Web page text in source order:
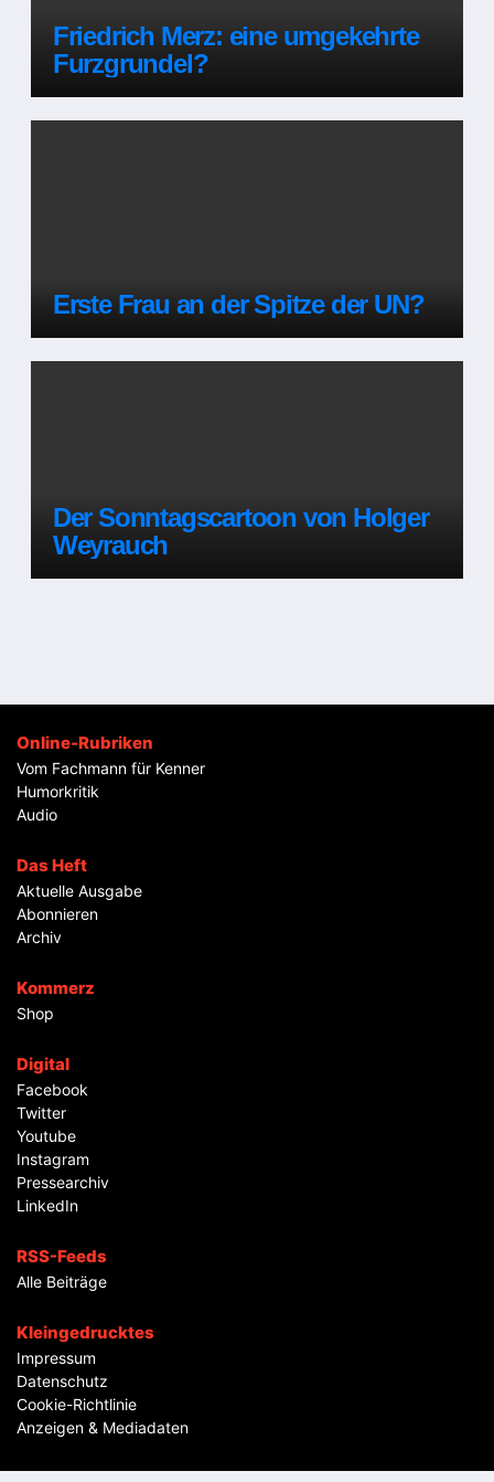
Friedrich Merz: eine umgekehrte
Furzgrundel?
Erste Frau an der Spitze der UN?
Der Sonntagscartoon von Holger
Weyrauch
Online-Rubriken
Vom Fachmann für Kenner
Humorkritik
Audio
Das Heft
Aktuelle Ausgabe
Abonnieren
Archiv
Kommerz
Shop
Digital
Facebook
Twitter
Youtube
Instagram
Pressearchiv
LinkedIn
RSS-Feeds
Alle Beiträge
Kleingedrucktes
Impressum
Datenschutz
Cookie-Richtlinie
Anzeigen & Mediadaten